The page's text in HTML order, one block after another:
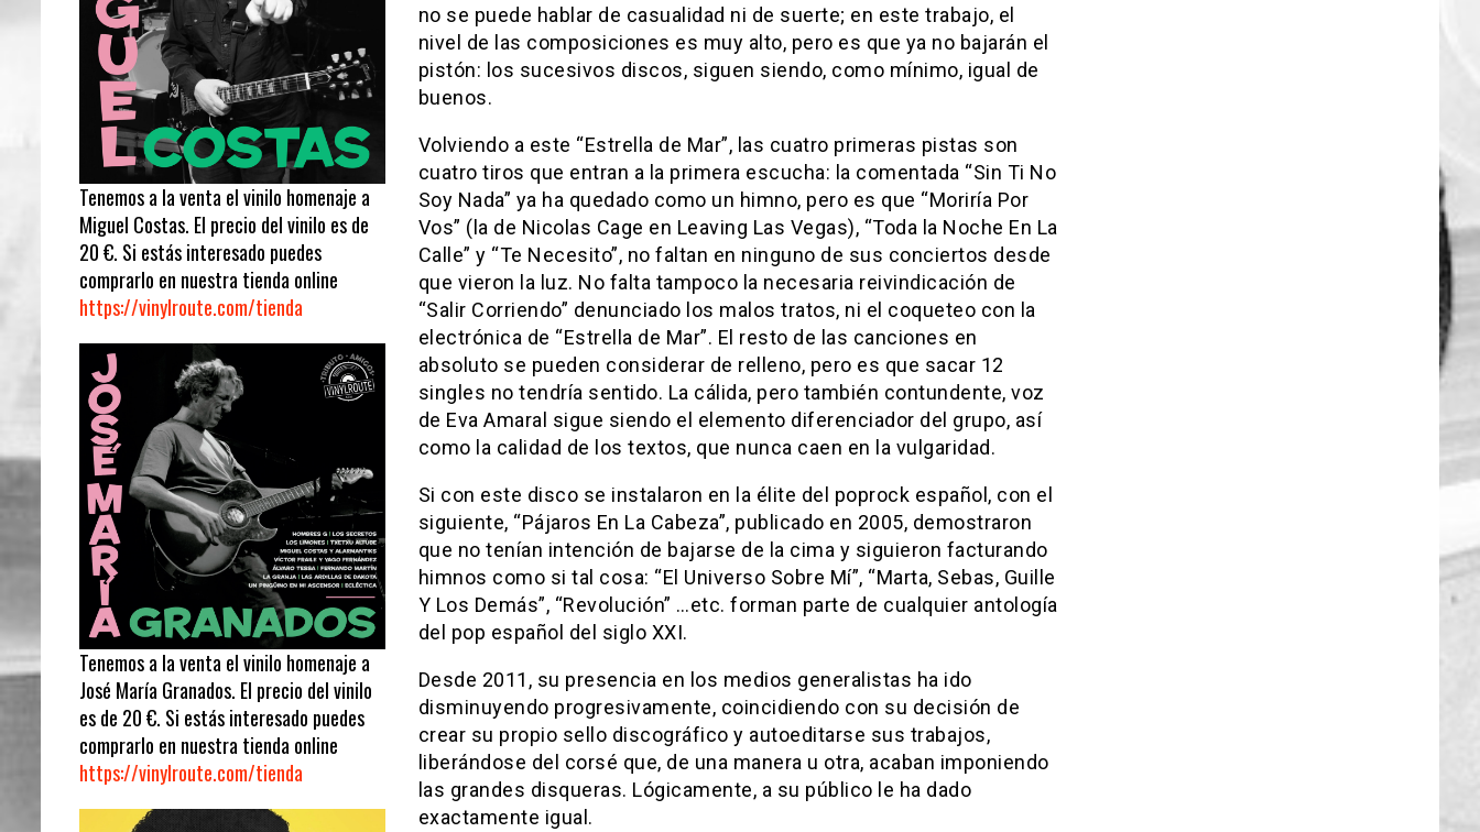
no se puede hablar de casualidad ni de suerte; en este trabajo, el
nivel de las composiciones es muy alto, pero es que ya no bajarán el
pistón: los sucesivos discos, siguen siendo, como mínimo, igual de
buenos.
Volviendo a este “Estrella de Mar”, las cuatro primeras pistas son
cuatro tiros que entran a la primera escucha: la comentada “Sin Ti No
Soy Nada” ya ha quedado como un himno, pero es que “Moriría Por
Vos” (la de Nicolas Cage en Leaving Las Vegas), “Toda la Noche En La
Calle” y “Te Necesito”, no faltan en ninguno de sus conciertos desde
que vieron la luz. No falta tampoco la necesaria reivindicación de
“Salir Corriendo” denunciado los malos tratos, ni el coqueteo con la
electrónica de “Estrella de Mar”. El resto de las canciones en
absoluto se pueden considerar de relleno, pero es que sacar 12
singles no tendría sentido. La cálida, pero también contundente, voz
de Eva Amaral sigue siendo el elemento diferenciador del grupo, así
como la calidad de los textos, que nunca caen en la vulgaridad.
Si con este disco se instalaron en la élite del poprock español, con el
siguiente, “Pájaros En La Cabeza”, publicado en 2005, demostraron
que no tenían intención de bajarse de la cima y siguieron facturando
himnos como si tal cosa: “El Universo Sobre Mí”, “Marta, Sebas, Guille
Y Los Demás”, “Revolución” …etc. forman parte de cualquier antología
del pop español del siglo XXI.
Desde 2011, su presencia en los medios generalistas ha ido
disminuyendo progresivamente, coincidiendo con su decisión de
crear su propio sello discográfico y autoeditarse sus trabajos,
liberándose del corsé que, de una manera u otra, acaban imponiendo
las grandes disqueras. Lógicamente, a su público le ha dado
exactamente igual.
Tenemos a la venta el vinilo homenaje a
Miguel Costas. El precio del vinilo es de
20 €. Si estás interesado puedes
comprarlo en nuestra tienda online
https://vinylroute.com/tienda
Tenemos a la venta el vinilo homenaje a
José María Granados. El precio del vinilo
es de 20 €. Si estás interesado puedes
comprarlo en nuestra tienda online
https://vinylroute.com/tienda